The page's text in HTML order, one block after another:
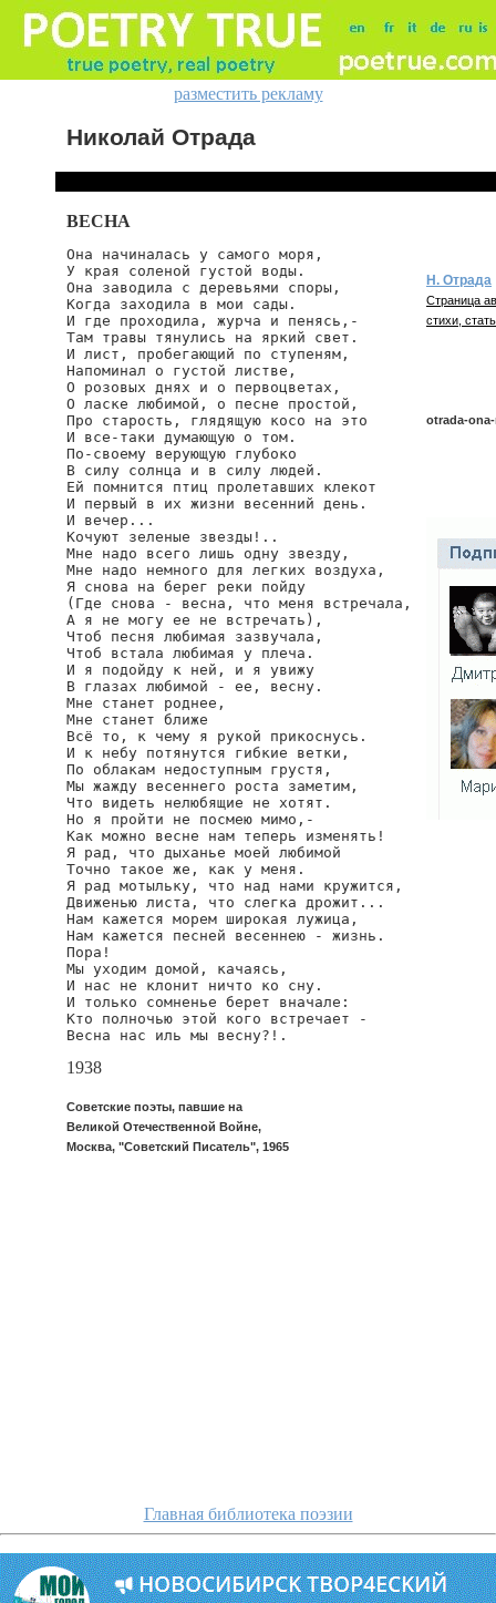
разместить рекламу
Николай Отрада
ВЕСНА
Она начиналась у самого моря,
У края соленой густой воды.
Она заводила с деревьями споры,
Когда заходила в мои сады.
И где проходила, журча и пенясь,-
Там травы тянулись на яркий свет.
И лист, пробегающий по ступеням,
Напоминал о густой листве,
О розовых днях и о первоцветах,
О ласке любимой, о песне простой,
Про старость, глядящую косо на это
И все-таки думающую о том.
По-своему верующую глубоко
В силу солнца и в силу людей.
Ей помнится птиц пролетавших клекот
И первый в их жизни весенний день.
И вечер...
Кочуют зеленые звезды!..
Мне надо всего лишь одну звезду,
Мне надо немного для легких воздуха,
Я снова на берег реки пойду
(Где снова - весна, что меня встречала,
А я не могу ее не встречать),
Чтоб песня любимая зазвучала,
Чтоб встала любимая у плеча.
И я подойду к ней, и я увижу
В глазах любимой - ее, весну.
Мне станет роднее,
Мне станет ближе
Всё то, к чему я рукой прикоснусь.
И к небу потянутся гибкие ветки,
По облакам недоступным грустя,
Мы жажду весеннего роста заметим,
Что видеть нелюбящие не хотят.
Но я пройти не посмею мимо,-
Как можно весне нам теперь изменять!
Я рад, что дыханье моей любимой
Точно такое же, как у меня.
Я рад мотыльку, что над нами кружится,
Движенью листа, что слегка дрожит...
Нам кажется морем широкая лужица,
Нам кажется песней весеннею - жизнь.
Пора!
Мы уходим домой, качаясь,
И нас не клонит ничто ко сну.
И только сомненье берет вначале:
Кто полночью этой кого встречает -
Весна нас иль мы весну?!.
1938
Советские поэты, павшие на
Великой Отечественной Войне,
Москва, "Советский Писатель", 1965
Н. Отрада
Страница
стихи,
otrada-
Главная библиотека поэзии